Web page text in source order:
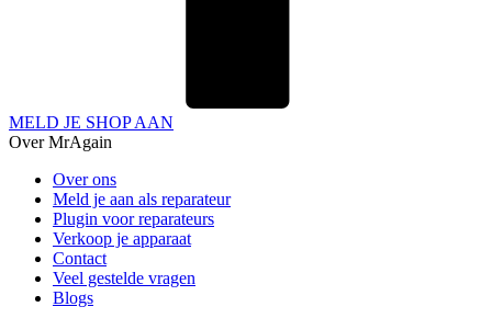
MELD JE SHOP AAN
Over MrAgain
Over ons
Meld je aan als reparateur
Plugin voor reparateurs
Verkoop je apparaat
Contact
Veel gestelde vragen
Blogs